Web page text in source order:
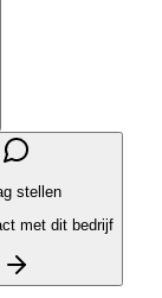
stellen
met dit bedrijf